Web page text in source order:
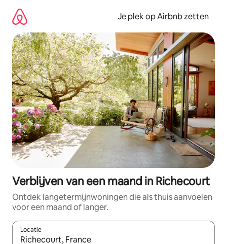
direct
naar
inhoud
Je plek op Airbnb zetten
Verblijven van een maand in Richecourt
Ontdek langetermijnwoningen die als thuis aanvoelen
voor een maand of langer.
Locatie
Wanneer er resultaten beschikbaar zijn, maak je een keuze